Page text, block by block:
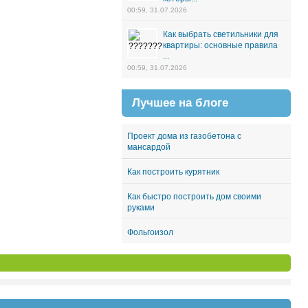
00:59, 31.07.2026
Как выбрать светильники для
квартиры: основные правила
...
00:59, 31.07.2026
Лучшее на блоге
Проект дома из газобетона с
мансардой
Как построить курятник
Как быстро построить дом своими
руками
Фольгоизол